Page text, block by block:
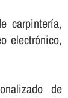
carpinterí­a,
electrónico,
de